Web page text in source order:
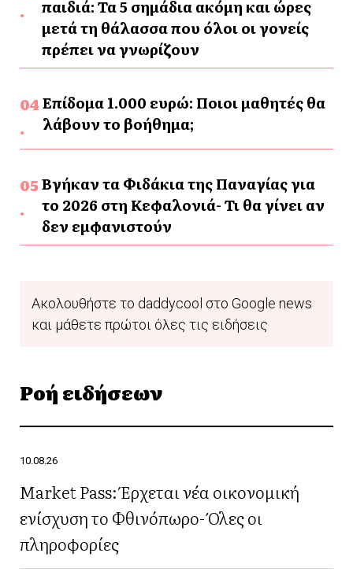
παιδιά: Τα 5 σημάδια ακόμη και ώρες
μετά τη θάλασσα που όλοι οι γονείς
πρέπει να γνωρίζουν
Επίδομα 1.000 ευρώ: Ποιοι μαθητές θα
λάβουν το βοήθημα;
Βγήκαν τα Φιδάκια της Παναγίας για
το 2026 στη Κεφαλονιά- Τι θα γίνει αν
δεν εμφανιστούν
Ακολουθήστε το daddycool στο Google news
και μάθετε πρώτοι όλες τις ειδήσεις
Ροή ειδήσεων
10.08.26
Market Pass: Έρχεται νέα οικονομική
ενίσχυση το Φθινόπωρο- Όλες οι
πληροφορίες